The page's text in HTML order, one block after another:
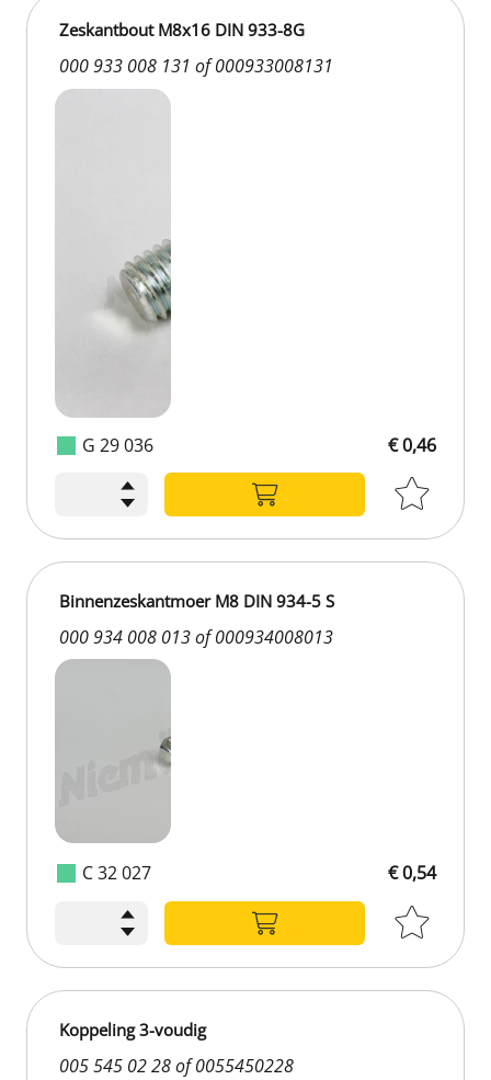
G 29 036
Zeskantbout M8x16 DIN 933-8G
000 933 008 131 of 000933008131
€ 0,46
C 32 027
Binnenzeskantmoer M8 DIN 934-5 S
000 934 008 013 of 000934008013
€ 0,54
Koppeling 3-voudig
005 545 02 28 of 0055450228